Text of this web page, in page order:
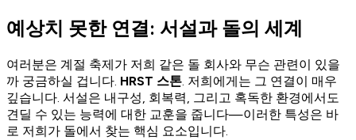
예상치 못한 연결: 서설과 돌의 세계
여러분은 계절 축제가 저희 같은 돌 회사와 무슨 관련이 있을
까 궁금하실 겁니다. HRST 스톤. 저희에게는 그 연결이 매우
깊습니다. 서설은 내구성, 회복력, 그리고 혹독한 환경에서도
견딜 수 있는 능력에 대한 교훈을 줍니다—이러한 특성은 바
로 저희가 돌에서 찾는 핵심 요소입니다.